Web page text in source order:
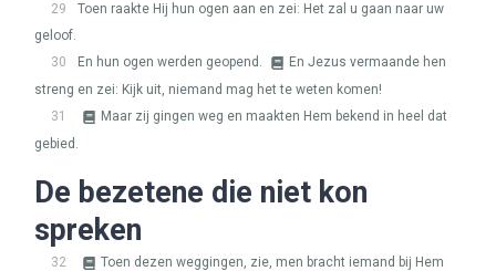
29
Toen raakte Hij hun ogen aan en zei: Het zal u gaan naar uw
geloof.
30
En hun ogen werden geopend.
En Jezus vermaande hen
streng en zei: Kijk uit, niemand mag het te weten komen!
31
Maar zij gingen weg en maakten Hem bekend in heel dat
gebied.
De bezetene die niet kon
spreken
32
Toen dezen weggingen, zie, men bracht iemand bij Hem